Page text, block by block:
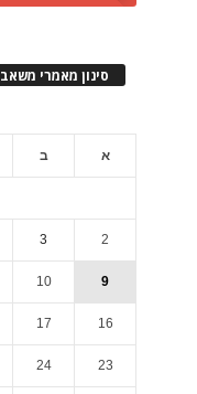
סינון מאמרי
א ב
2
3
9
10
16
17
23
24